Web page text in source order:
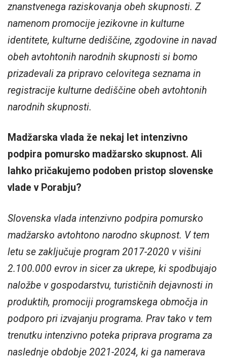
znanstvenega raziskovanja obeh skupnosti. Z
namenom promocije jezikovne in kulturne
identitete, kulturne dediščine, zgodovine in navad
obeh avtohtonih narodnih skupnosti si bomo
prizadevali za pripravo celovitega seznama in
registracije kulturne dediščine obeh avtohtonih
narodnih skupnosti.
Madžarska vlada že nekaj let intenzivno
podpira pomursko madžarsko skupnost. Ali
lahko pričakujemo podoben pristop slovenske
vlade v Porabju?
Slovenska vlada intenzivno podpira pomursko
madžarsko avtohtono narodno skupnost. V tem
letu se zaključuje program 2017-2020 v višini
2.100.000 evrov in sicer za ukrepe, ki spodbujajo
naložbe v gospodarstvu, turističnih dejavnosti in
produktih, promociji programskega območja in
podporo pri izvajanju programa. Prav tako v tem
trenutku intenzivno poteka priprava programa za
naslednje obdobje 2021-2024, ki ga namerava